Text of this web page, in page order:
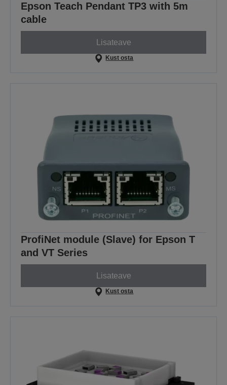
Epson Teach Pendant TP3 with 5m
cable
Lisateave
Kust osta
ProfiNet module (Slave) for Epson T
and VT Series
Lisateave
Kust osta